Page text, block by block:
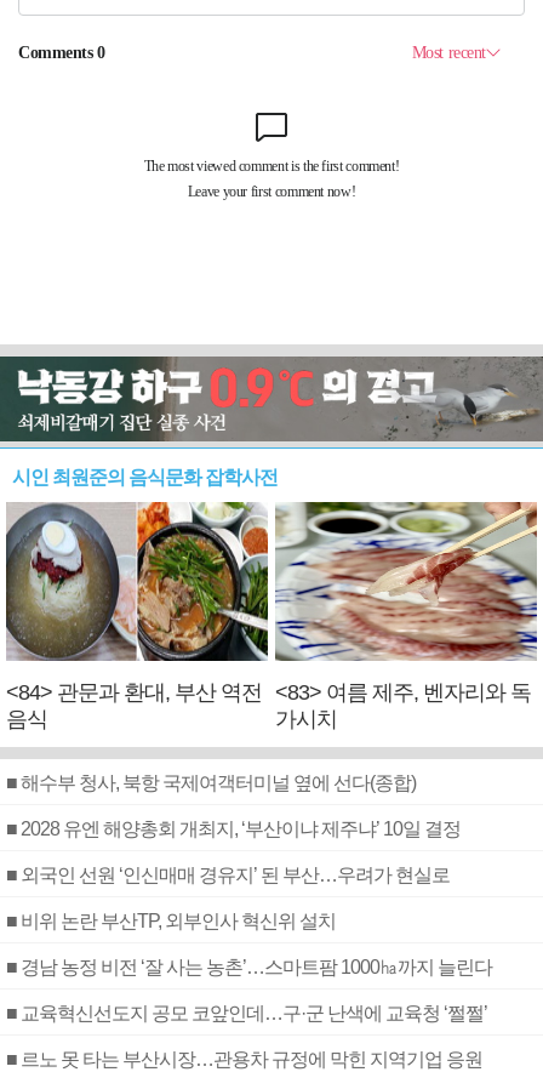
시인 최원준의 음식문화 잡학사전
<84> 관문과 환대, 부산 역전
음식
<83> 여름 제주, 벤자리와 독
가시치
■ 해수부 청사, 북항 국제여객터미널 옆에 선다(종합)
■ 2028 유엔 해양총회 개최지, ‘부산이냐 제주냐’ 10일 결정
■ 외국인 선원 ‘인신매매 경유지’ 된 부산…우려가 현실로
■ 비위 논란 부산TP, 외부인사 혁신위 설치
■ 경남 농정 비전 ‘잘 사는 농촌’…스마트팜 1000㏊까지 늘린다
■ 교육혁신선도지 공모 코앞인데…구·군 난색에 교육청 ‘쩔쩔’
■ 르노 못 타는 부산시장…관용차 규정에 막힌 지역기업 응원